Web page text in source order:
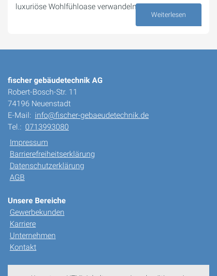
luxuriöse Wohlfühloase verwandeln können.
Weiterlesen
fischer gebäudetechnik AG
Robert-Bosch-Str. 11
74196 Neuenstadt
E-Mail: info@fischer-gebaeudetechnik.de
Tel.: 0713993080
Impressum
Barrierefreiheitserklärung
Datenschutzerklärung
AGB
Unsere Bereiche
Gewerbekunden
Karriere
Unternehmen
Kontakt